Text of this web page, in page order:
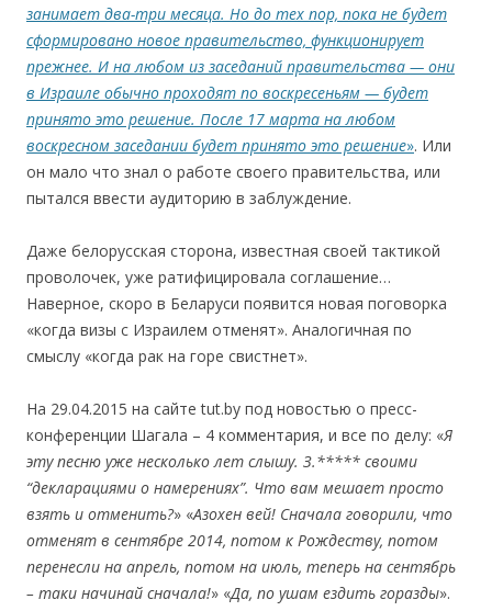
занимает два-три месяца. Но до тех пор, пока не будет
сформировано новое правительство, функционирует
прежнее. И на любом из заседаний правительства — они
в Израиле обычно проходят по воскресеньям — будет
принято это решение. После 17 марта на любом
воскресном заседании будет принято это решение». Или
он мало что знал о работе своего правительства, или
пытался ввести аудиторию в заблуждение.
Даже белорусская сторона, известная своей тактикой
проволочек, уже ратифицировала соглашение…
Наверное, скоро в Беларуси появится новая поговорка
«когда визы с Израилем отменят». Аналогичная по
смыслу «когда рак на горе свистнет».
На 29.04.2015 на сайте tut.by под новостью о пресс-
конференции Шагала – 4 комментария, и все по делу: «Я
эту песню уже несколько лет слышу. З.***** своими
“декларациями о намерениях”. Что вам мешает просто
взять и отменить?» «Азохен вей! Сначала говорили, что
отменят в сентябре 2014, потом к Рождеству, потом
перенесли на апрель, потом на июль, теперь на сентябрь
– таки начинай сначала!» «Да, по ушам ездить горазды».